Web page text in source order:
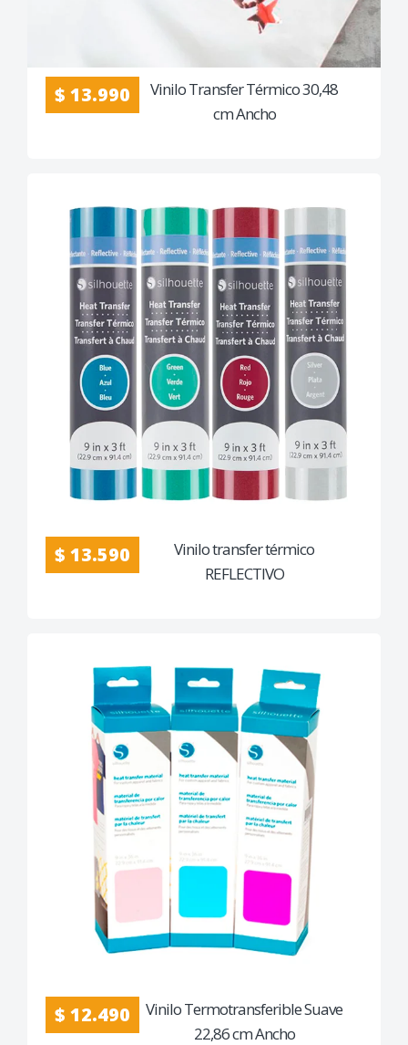
$ 13.990
Vinilo Transfer Térmico 30,48
cm Ancho
$ 13.590
Vinilo transfer térmico
REFLECTIVO
$ 12.490
Vinilo Termotransferible Suave
22,86 cm Ancho